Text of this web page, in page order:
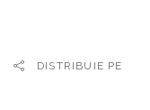
DISTRIBUIE PE